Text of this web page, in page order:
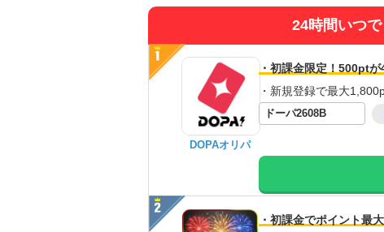
24時間いつ
DOPAオリパ
・初課金限定！500pt
・新規登録で最大
ドーパ2608B
・初課金でポイント最